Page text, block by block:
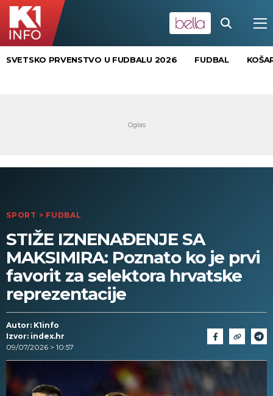
SVETSKO PRVENSTVO U FUDBALU 2026 FUDBAL
SPORT > FUDBAL
STIŽE IZNENAĐENJE SA
MAKSIMIRA: Poznato ko je prvi
favorit za selektora hrvatske
reprezentacije
Autor: K1info
Izvor: index.hr
09/07/2026 > 10:57